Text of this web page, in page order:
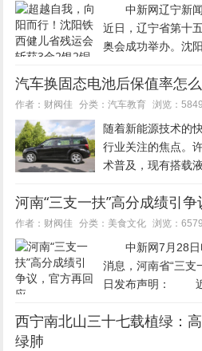
中新网辽宁新闻
近日，辽宁省第十
奥会成功举办。沈
赛，赛出风格、赛
优异成绩，实现竞技
汽车换固态电池后保值率怎
作者：财阀佳 分类：汽车教育 浏览：5849
随着新能源技术的
行业关注的焦点。
术普及，现有搭载
的体系，并非单纯
场供需、技术稳定
河南“三支一扶”高分成绩引
作者：财阀佳 分类： 美食文化 浏览：6579
中新网7月28日
消息，河南省“三支
日发布声明： 近
名单时，有的省辖
西宁南北山三十七载植绿：
绿肺